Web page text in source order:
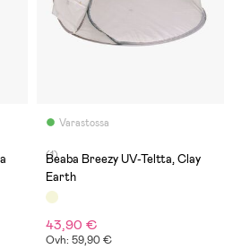
Varastossa
(1)
Beaba Breezy UV-Teltta, Clay
Earth
43,90 €
Ovh: 59,90 €